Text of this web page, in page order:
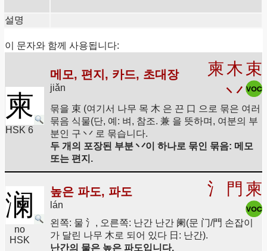
설명
이 문자와 함께 사용됩니다:
柬
HSK 6
메모, 편지, 카드, 초대장
jiǎn
柬木束
丷
묶을 束 (여기서 나무 목 木 은 끈 口 으로 묶은 여러
묶음 식물(단, 예: 벼, 참조. 兼 을 뜻하며, 여분의 부
분인 구 丷 로 묶습니다.
두 개의 포장된 부분 丷이 하나로 묶인 묶음: 메모
또는 편지.
澜
no
HSK
높은 파도, 파도
lán
氵 門 柬
왼쪽: 물 氵, 오른쪽: 난간 난간 阑(문 门/門 손잡이
가 달린 나무 木로 되어 있다 日: 난간).
난간의 물은 높은 파도입니다.